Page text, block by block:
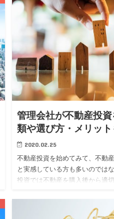
上の20代男…
管理会社が不動産投
類や選び方・メリット
2020.02.25
不動産投資を始めてみて、不動
と実感している方も多いのでは
投資では不動産を購入後から適